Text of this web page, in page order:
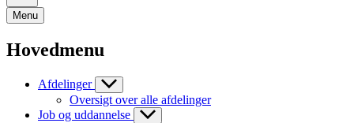
Menu
Hovedmenu
Afdelinger
Oversigt over alle afdelinger
Job og uddannelse